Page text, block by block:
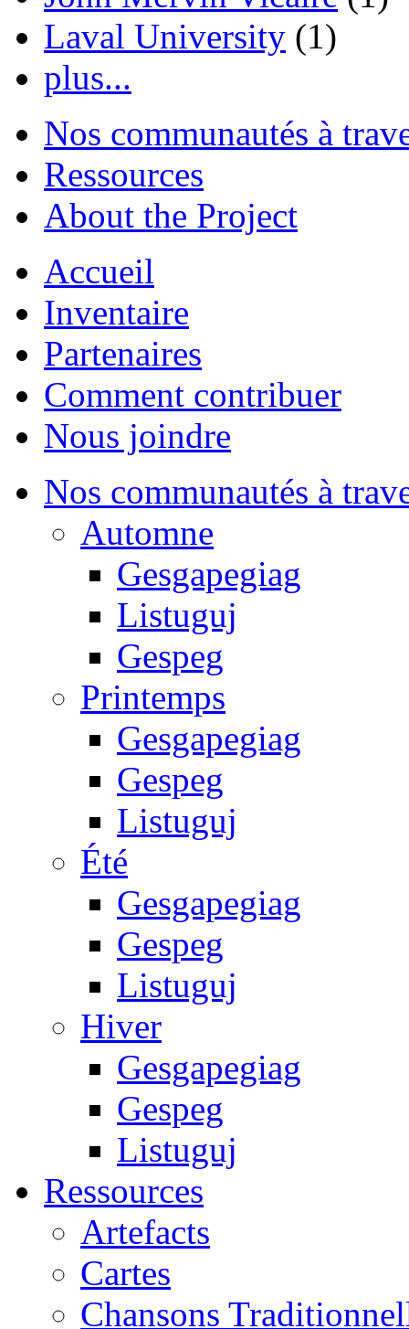
Laval University (1)
plus...
Nos communautés à
Ressources
About the Project
Accueil
Inventaire
Partenaires
Comment contribuer
Nous joindre
Nos communautés à
Automne
Gesgapegiag
Listuguj
Gespeg
Printemps
Gesgapegiag
Gespeg
Listuguj
Été
Gesgapegiag
Gespeg
Listuguj
Hiver
Gesgapegiag
Gespeg
Listuguj
Ressources
Artefacts
Cartes
Chansons